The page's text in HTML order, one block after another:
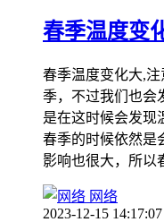
春季温度变
春季温度变化大,
季，不过我们也会
是在这时候会发现
春季的时候依然是
影响也很大，所以
网络
2023-12-15 14:17:07